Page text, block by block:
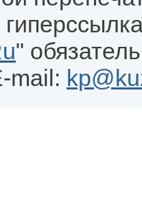
"
mail: